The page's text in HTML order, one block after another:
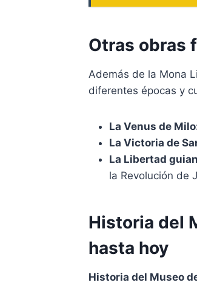
Otras obras
Además de la Mona
diferentes épocas y
La Venus de
La Victoria de
La Libertad
la Revolución de
Historia del
hasta hoy
Historia del Museo